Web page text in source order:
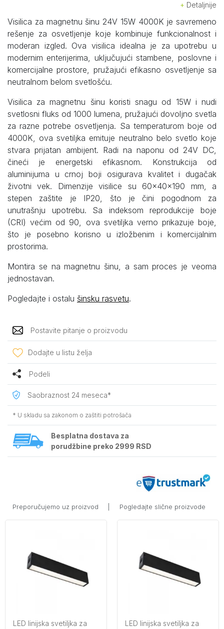
Detaljnije
Visilica za magnetnu šinu 24V 15W 4000K je savremeno
rešenje za osvetljenje koje kombinuje funkcionalnost i
moderan izgled. Ova visilica idealna je za upotrebu u
modernim enterijerima, uključujući stambene, poslovne i
komercijalne prostore, pružajući efikasno osvetljenje sa
neutralnom belom svetlošću.
Visilica za magnetnu šinu koristi snagu od 15W i nudi
svetlosni fluks od 1000 lumena, pružajući dovoljno svetla
za razne potrebe osvetljenja. Sa temperaturom boje od
4000K, ova svetiljka emituje neutralno belo svetlo koje
stvara prijatan ambijent. Radi na naponu od 24V DC,
čineći je energetski efikasnom. Konstrukcija od
aluminijuma u crnoj boji osigurava kvalitet i dugačak
životni vek. Dimenzije visilice su 60x40x190 mm, a
stepen zaštite je IP20, što je čini pogodnom za
unutrašnju upotrebu. Sa indeksom reprodukcije boje
(CRI) većim od 90, ova svetiljka verno prikazuje boje,
što je posebno korisno u izložbenim i komercijalnim
prostorima.
Montira se na magnetnu šinu, a sam proces je veoma
jednostavan.
Pogledajte i ostalu šinsku rasvetu.
Postavite pitanje o proizvodu
Dodajte u listu želja
Podeli
Saobraznost 24 meseca*
* U skladu sa zakonom o zaštiti potrošača
Besplatna dostava za
porudžbine preko 2999 RSD
Preporučujemo uz proizvod Pogledajte slične proizvode
LED linijska svetiljka za
LED linijska svetiljka za